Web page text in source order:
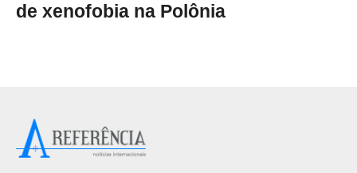
de xenofobia na Polônia